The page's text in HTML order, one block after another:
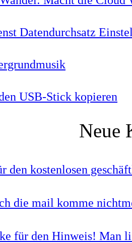
Datendurchsatz
USB-Stick kopieren
Neue
den kostenlosen
die mail komme
für den Hinweis! Man